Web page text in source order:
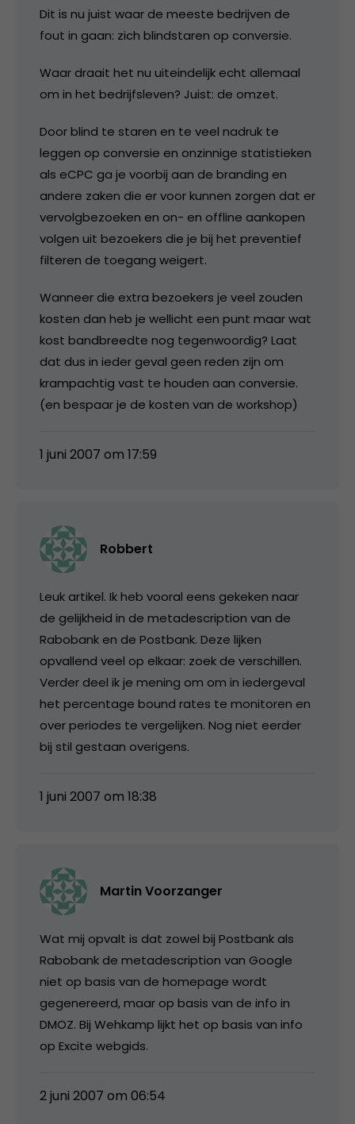
Dit is nu juist waar de meeste bedrijven de
fout in gaan: zich blindstaren op conversie.
Waar draait het nu uiteindelijk echt allemaal
om in het bedrijfsleven? Juist: de omzet.
Door blind te staren en te veel nadruk te
leggen op conversie en onzinnige statistieken
als eCPC ga je voorbij aan de branding en
andere zaken die er voor kunnen zorgen dat er
vervolgbezoeken en on- en offline aankopen
volgen uit bezoekers die je bij het preventief
filteren de toegang weigert.
Wanneer die extra bezoekers je veel zouden
kosten dan heb je wellicht een punt maar wat
kost bandbreedte nog tegenwoordig? Laat
dat dus in ieder geval geen reden zijn om
krampachtig vast te houden aan conversie.
(en bespaar je de kosten van de workshop)
1 juni 2007 om 17:59
Robbert
Leuk artikel. Ik heb vooral eens gekeken naar
de gelijkheid in de metadescription van de
Rabobank en de Postbank. Deze lijken
opvallend veel op elkaar: zoek de verschillen.
Verder deel ik je mening om om in iedergeval
het percentage bound rates te monitoren en
over periodes te vergelijken. Nog niet eerder
bij stil gestaan overigens.
1 juni 2007 om 18:38
Martin Voorzanger
Wat mij opvalt is dat zowel bij Postbank als
Rabobank de metadescription van Google
niet op basis van de homepage wordt
gegenereerd, maar op basis van de info in
DMOZ. Bij Wehkamp lijkt het op basis van info
op Excite webgids.
2 juni 2007 om 06:54